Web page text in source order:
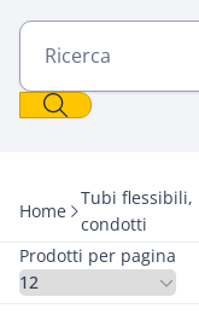
Ricerca
Home
Tubi flessibili,
condotti
Prodotti per pagina